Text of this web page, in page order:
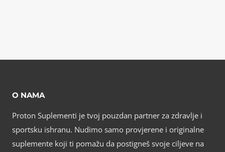
O NAMA
Proton Suplementi je tvoj pouzdan partner za zdravlje i
sportsku ishranu. Nudimo samo provjerene i originalne
suplemente koji ti pomažu da postigneš svoje ciljeve na